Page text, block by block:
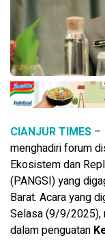
CIANJUR TIMES –
menghadiri forum
Ekosistem dan
(PANGSI) yang
Barat. Acara yang
Selasa (9/9/2025),
dalam penguatan